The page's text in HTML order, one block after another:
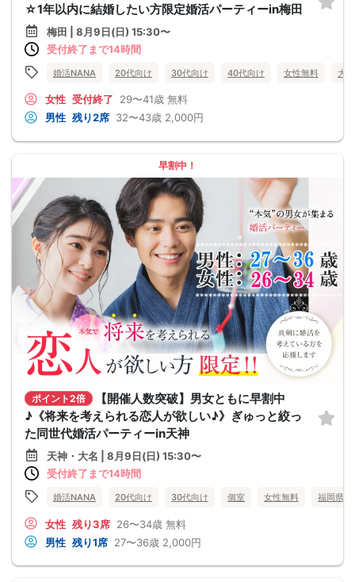
☆1年以内に結婚したい方限定婚活パーティーin梅田
梅田 | 8月9日(日) 15:30〜
受付終了まで14時間
婚活NANA 20代向け 30代向け 40代向け 女性無料 大
女性 受付終了 29〜41歳 無料
男性 残り2席 32〜43歳 2,000円
早割中！
ポイント2倍
【開催人数突破】男女ともに早割中
♪《将来を考えられる恋人が欲しい♪》ぎゅっと絞っ
た同世代婚活パーティーin天神
天神・大名 | 8月9日(日) 15:30〜
受付終了まで14時間
婚活NANA 20代向け 30代向け 個室 女性無料 福岡県
女性 残り3席 26〜34歳 無料
男性 残り1席 27〜36歳 2,000円